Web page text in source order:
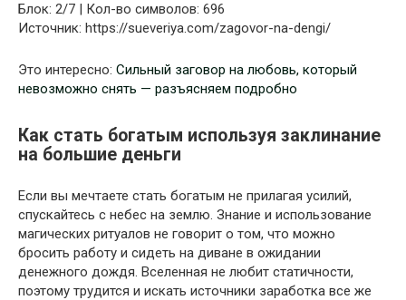
Блок: 2/7 | Кол-во символов: 696
Источник: https://sueveriya.com/zagovor-na-dengi/
Это интересно: Сильный заговор на любовь, который
невозможно снять — разъясняем подробно
Как стать богатым используя заклинание
на большие деньги
Если вы мечтаете стать богатым не прилагая усилий,
спускайтесь с небес на землю. Знание и использование
магических ритуалов не говорит о том, что можно
бросить работу и сидеть на диване в ожидании
денежного дождя. Вселенная не любит статичности,
поэтому трудится и искать источники заработка все же